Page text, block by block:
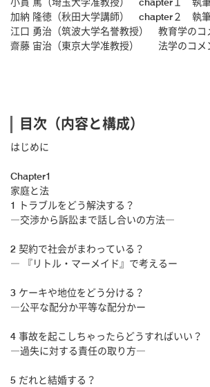
小貫 篤（埼玉大学准教授） chapter１ 執
加納 隆徳（秋田大学講師） chapter２ 執
江口 勇治（筑波大学名誉教授） 教育学の
齋藤 宙治（東京大学准教授） 法学のコ
目次（内容と構成）
はじめに
Chapter1
家庭と法
1 トラブルをどう解決する？
―交渉から訴訟まで話し合いの方法―
2 契約で社会がまわっている？
― 『リトル・マーメイド』で考えるー
3 ケーキや地位をどう分ける？
―公平な配分か平等な配分かー
4 事故を起こしちゃったらどうすればいい？
―過失に対する責任の取り方―
5 だれと結婚する？